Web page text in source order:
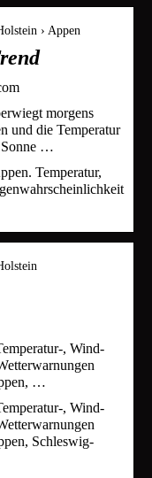
› Appen
morgens
und die Temperatur
Sonne …
Temperatur,
, Wind-
…
, Wind-
Schleswig-